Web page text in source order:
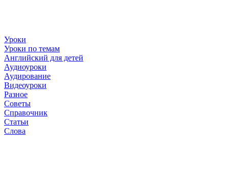
Уроки
Уроки по темам
Английский для детей
Аудиоуроки
Аудирование
Видеоуроки
Разное
Советы
Справочник
Статьи
Слова